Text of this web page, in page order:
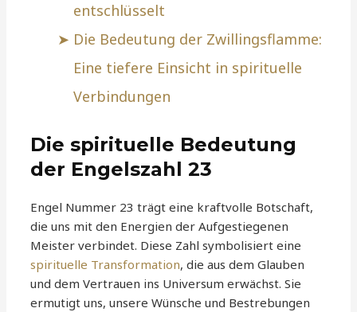
entschlüsselt
Die Bedeutung der Zwillingsflamme:
Eine tiefere Einsicht in spirituelle
Verbindungen
Die spirituelle Bedeutung
der Engelszahl 23
Engel Nummer 23 trägt eine kraftvolle Botschaft,
die uns mit den Energien der Aufgestiegenen
Meister verbindet. Diese Zahl symbolisiert eine
spirituelle Transformation, die aus dem Glauben
und dem Vertrauen ins Universum erwächst. Sie
ermutigt uns, unsere Wünsche und Bestrebungen